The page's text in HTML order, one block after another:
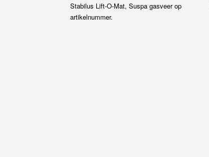
Stabilus Lift-O-Mat, Suspa gasveer op
artikelnummer.